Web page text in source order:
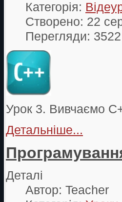
Категорія:
Створено: 22
Перегляди: 3522
Урок 3. Вивчаємо
Детальніше...
Деталі
Автор: Teacher